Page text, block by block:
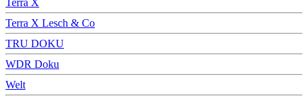
Terra X Lesch & Co
TRU DOKU
WDR Doku
Welt